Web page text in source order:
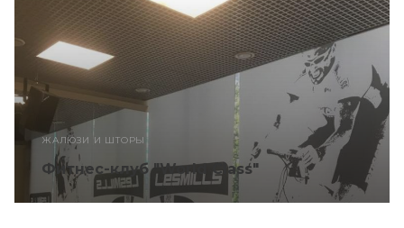
ЖАЛЮЗИ И ШТОРЫ
Фитнес-клуб "World Class"